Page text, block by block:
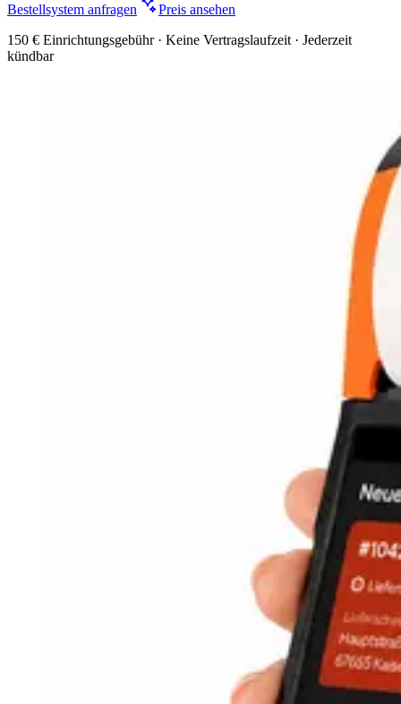
Bestellsystem anfragen
Preis ansehen
150 € Einrichtungsgebühr · Keine Vertragslaufzeit · Jederzeit
kündbar